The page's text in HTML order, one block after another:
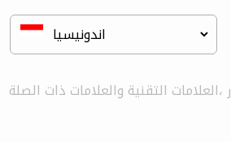
التقنية والعلامات ذات الصلة